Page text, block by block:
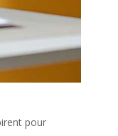
pour